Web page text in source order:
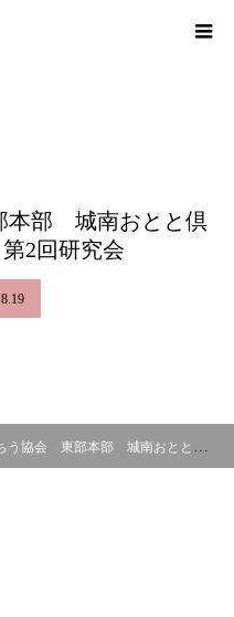
本部 城南おとと倶
2回研究会
東部本部 城南おとと倶楽部 2024年 第2回研究会